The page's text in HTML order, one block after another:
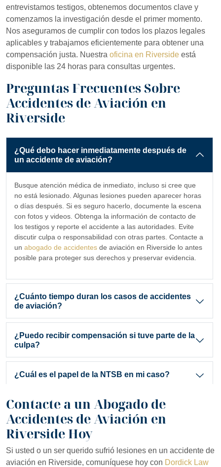
entrevistamos testigos, obtenemos documentos clave y
comenzamos la investigación desde el primer momento.
Nos aseguramos de cumplir con todos los plazos legales
aplicables y trabajamos eficientemente para obtener una
compensación justa. Nuestra oficina en Riverside está
disponible las 24 horas para consultas urgentes.
Preguntas Frecuentes Sobre
Accidentes de Aviación en
Riverside
¿Qué debo hacer inmediatamente después de
un accidente de aviación?
Busque atención médica de inmediato, incluso si cree que
no está lesionado. Algunas lesiones pueden aparecer horas
o días después. Si es seguro hacerlo, documente la escena
con fotos y videos. Obtenga la información de contacto de
los testigos y reporte el accidente a las autoridades. Evite
discutir culpa o responsabilidad con otras partes. Contacte a
un abogado de accidentes de aviación en Riverside lo antes
posible para proteger sus derechos y preservar evidencia.
¿Cuánto tiempo duran los casos de accidentes
de aviación?
La duración depende de la complejidad del caso. Las
¿Puedo recibir compensación si tuve parte de la
culpa?
Sí. California aplica la regla denegligencia comparativa
¿Cuál es el papel de la NTSB en mi caso?
LaJunta Nacional de Seguridad en el Transporte (NTSB)
¿Cuánto cuesta contratar a un abogado de
accidentes de aviación?
Trabajamos bajo un esquema de
aerolínea comercial o una aeronave privada?
Contacte a un Abogado de
Accidentes de Aviación en
Riverside Hoy
Si usted o un ser querido sufrió lesiones en un accidente de
aviación en Riverside, comuníquese hoy con Dordick Law